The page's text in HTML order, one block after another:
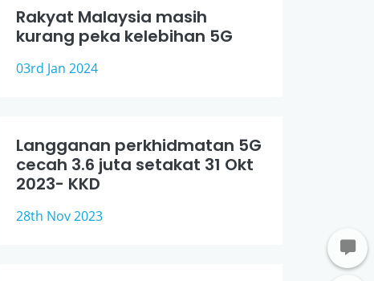
Rakyat Malaysia masih
kurang peka kelebihan 5G
03rd Jan 2024
Langganan perkhidmatan 5G
cecah 3.6 juta setakat 31 Okt
2023- KKD
28th Nov 2023